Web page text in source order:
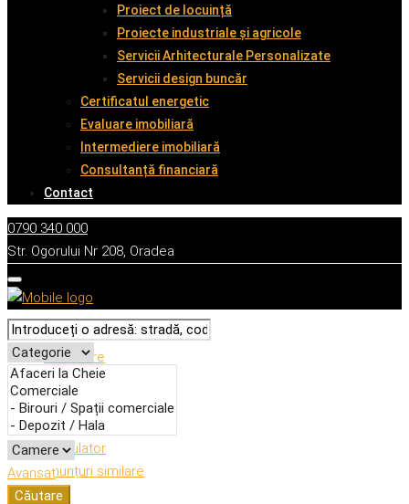
Proiect de locuință
Proiecte industriale și agricole
Servicii Arhitecturale Personalizate
Servicii design buncăr
Certificatul energetic
Evaluare imobiliară
Intermediere imobiliară
Consultanță financiară
Contact
0790 340 000
Str. Ogorului Nr 208, Oradea
Avansat
Căutare
Descriere
Caracteristici
Adresă
Detalii
Calculator
Anunțuri similare